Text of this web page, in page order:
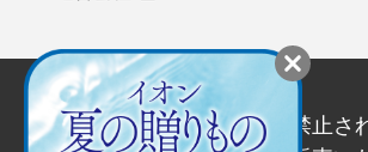
20歳未満の飲酒は法律で禁止さ